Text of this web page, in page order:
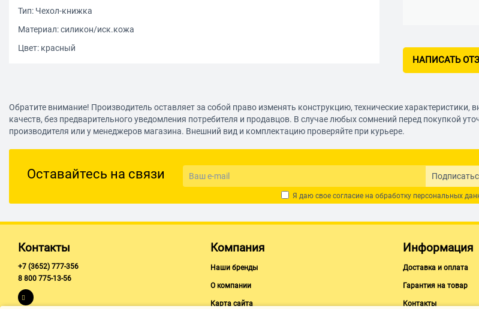
Тип: Чехол-книжка
Материал: силикон/иск.кожа
Цвет: красный
НАПИСАТЬ
Обратите внимание! Производитель оставляет за собой право изменять конструкцию, технические
качеств, без предварительного уведомления потребителя и продавцов. В случае любых сомнений перед покупкой
производителя или у менеджеров магазина. Внешний вид и комплектацию проверяйте при курьере.
Оставайтесь на связи
Я даю свое согласие на обработку персональных
Контакты
+7 (3652) 777-356
8 800 775-13-56
Компания
Наши бренды
О компании
Карта сайта
Информация
Доставка и оплата
Гарантия на товар
Контакты